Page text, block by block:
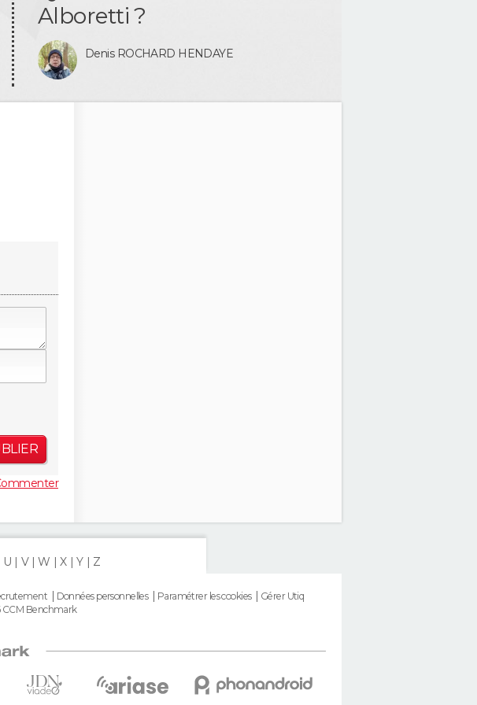
Alboretti ?
Denis ROCHARD HENDAYE
U V W X Y Z
Données personnelles Paramétrer les cookies
Gérer Utiq
Benchmark